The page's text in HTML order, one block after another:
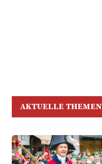
AKTUELLE THEMEN